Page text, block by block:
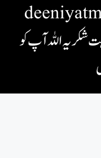
اللہ آپ کو